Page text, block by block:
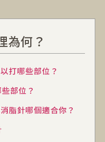
為何？
打哪些部位？
部位？
脂針哪個適合你？